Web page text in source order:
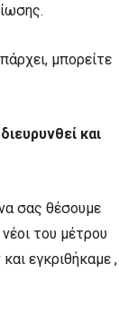
μπορείτε
και
σας θέσουμε
του μέτρου
εγκριθήκαμε ,